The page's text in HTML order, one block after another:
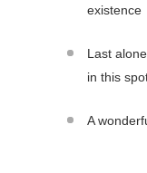
existence
Last
in this
A